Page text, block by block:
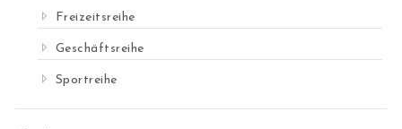
Freizeitsreihe
Geschäftsreihe
Sportreihe